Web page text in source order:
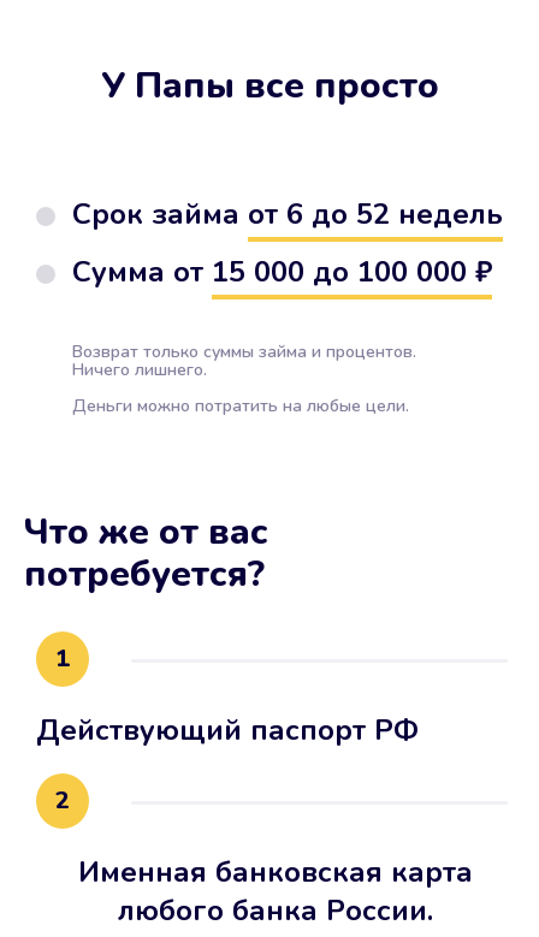
У Папы все просто
Срок займа от 6 до 52 недель
Сумма от 15 000 до 100 000 ₽
Возврат только суммы займа и процентов.
Ничего лишнего.
Деньги можно потратить на любые цели.
Что же от вас
потребуется?
1
Действующий паспорт РФ
2
Именная банковская карта
любого банка России.